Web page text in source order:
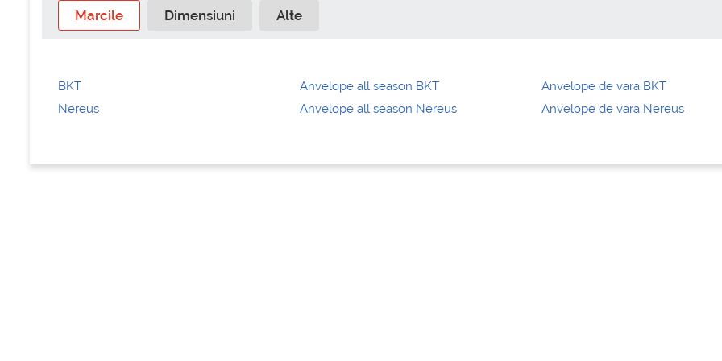
Marcile Dimensiuni Alte
BKT Anvelope all season BKT
Anvelope de vara BKT
Nereus
Anvelope all season Nereus Anvelope de vara Nereus